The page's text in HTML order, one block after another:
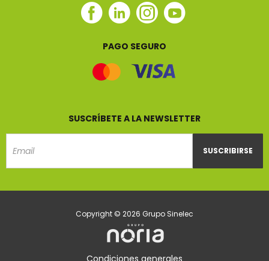
Facebook
Linkedin
Instagram
Youtube
PAGO SEGURO
SUSCRÍBETE A LA NEWSLETTER
SUSCRIBIRSE
Copyright © 2026 Grupo Sinelec
Condiciones generales